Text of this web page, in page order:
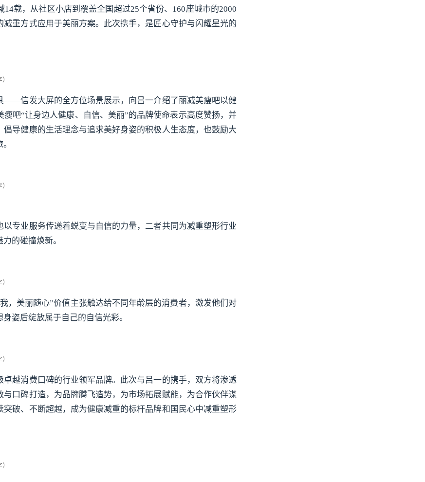
载，从社区小店到覆盖全国超过25个省份、160座城市的2000
重方式应用于美丽方案。此次携手，是匠心守护与闪耀星光的
——信发大屏的全方位场景展示，向吕一介绍了丽减美瘦吧以健
吧“让身边人健康、自信、美丽”的品牌使命表示高度赞扬，并
导健康的生活理念与追求美好身姿的积极人生态度，也鼓励大
专业服务传递着蜕变与自信的力量，二者共同为减重塑形行业
的碰撞焕新。
，美丽随心”价值主张触达给不同年龄层的消费者，激发他们对
姿后绽放属于自己的自信光彩。
越消费口碑的行业领军品牌。此次与吕一的携手，双方将渗透
口碑打造，为品牌腾飞造势，为市场拓展赋能，为合作伙伴谋
破、不断超越，成为健康减重的标杆品牌和国民心中减重塑形